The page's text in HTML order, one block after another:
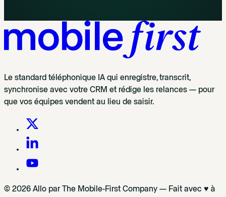
Le standard téléphonique IA qui enregistre, transcrit,
synchronise avec votre CRM et rédige les relances — pour
que vos équipes vendent au lieu de saisir.
© 2026 Allo par The Mobile-First Company — Fait avec ♥ à